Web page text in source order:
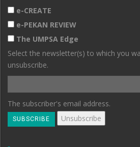
e-CREATE
e-PEKAN REVIEW
The UMPSA Edge
Select the newsletter(s) to which you
unsubscribe.
The subscriber's email address.